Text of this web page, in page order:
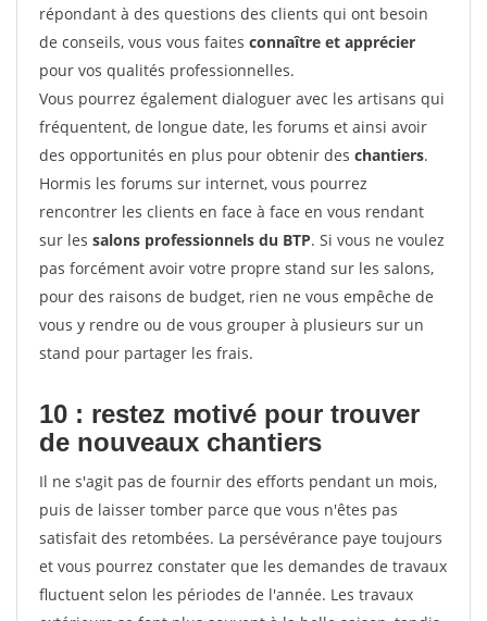
répondant à des questions des clients qui ont besoin
de conseils, vous vous faites connaître et apprécier
pour vos qualités professionnelles.
Vous pourrez également dialoguer avec les artisans qui
fréquentent, de longue date, les forums et ainsi avoir
des opportunités en plus pour obtenir des chantiers.
Hormis les forums sur internet, vous pourrez
rencontrer les clients en face à face en vous rendant
sur les salons professionnels du BTP. Si vous ne voulez
pas forcément avoir votre propre stand sur les salons,
pour des raisons de budget, rien ne vous empêche de
vous y rendre ou de vous grouper à plusieurs sur un
stand pour partager les frais.
10 : restez motivé pour trouver
de nouveaux chantiers
Il ne s'agit pas de fournir des efforts pendant un mois,
puis de laisser tomber parce que vous n'êtes pas
satisfait des retombées. La persévérance paye toujours
et vous pourrez constater que les demandes de travaux
fluctuent selon les périodes de l'année. Les travaux